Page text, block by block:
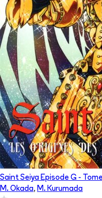
Saint Seiya Episode G - Tome
M. Okada, M. Kurumada